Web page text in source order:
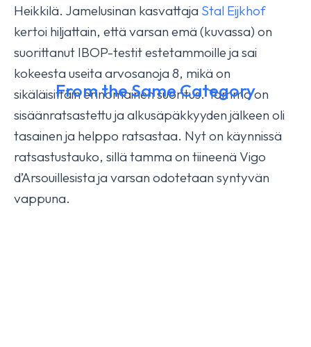
Heikkilä. Jamelusinan kasvattaja Stal Eijkhof
kertoi hiljattain, että varsan emä (kuvassa) on
suorittanut IBOP-testit estetammoille ja sai
kokeesta useita arvosanoja 8, mikä on
sikäläisittäin erinomainen suoritus. Tamma on
sisäänratsastettu ja alkusäpäkkyyden jälkeen oli
tasainen ja helppo ratsastaa. Nyt on käynnissä
ratsastustauko, sillä tamma on tiineenä Vigo
d’Arsouillesista ja varsan odotetaan syntyvän
vappuna.
From the Same Category
Isabella HX fourth today
YLEINEN October 17, 2025